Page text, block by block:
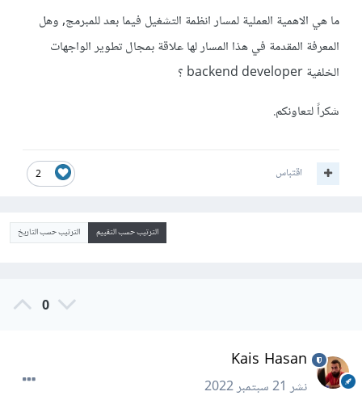
ما هي الاهمية العملية لمسار انظمة التشغيل فيما بعد للمبرمج, وهل
المعرفة المقدمة في هذا المسار لها علاقة بمجال تطوير الواجهات
الخلفية backend developer ؟
شكراً لتعاونكم.
2 اقتباس
الترتيب حسب التقييم الترتيب حسب التاريخ
0
Kais Hasan
نشر21 سبتمبر 2022